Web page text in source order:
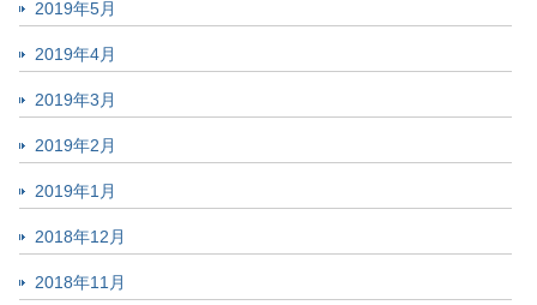
2019年5月
2019年4月
2019年3月
2019年2月
2019年1月
2018年12月
2018年11月